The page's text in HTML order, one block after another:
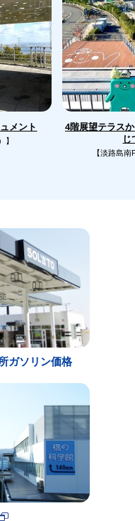
メント
】
4階展望テラス
じ
【淡路島南
ガソリン価格